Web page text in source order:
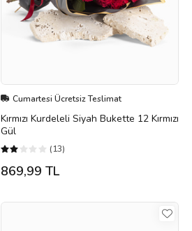
Cumartesi Ücretsiz Teslimat
Kırmızı Kurdeleli Siyah Bukette 12 Kırmızı
Gül
(13)
869,99 TL